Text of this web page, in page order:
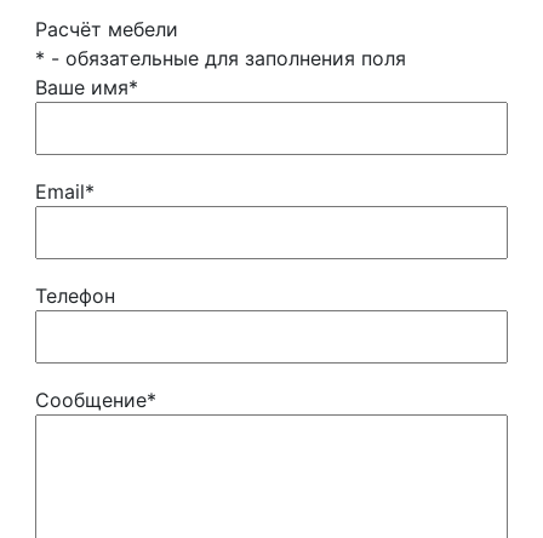
Расчёт мебели
* - обязательные для заполнения поля
Ваше имя*
Email*
Телефон
Сообщение*